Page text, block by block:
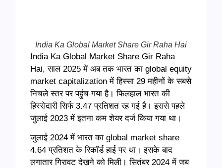
India Ka Global Market Share Gir Raha Hai
India Ka Global Market Share Gir Raha
Hai, साल 2025 में अब तक भारत का global equity
market capitalization में हिस्सा 29 महीनों के सबसे
निचले स्तर पर पहुंच गया है। फिलहाल भारत की
हिस्सेदारी सिर्फ 3.47 प्रतिशत रह गई है। इससे पहले
जुलाई 2023 में इतना कम शेयर दर्ज किया गया था।
जुलाई 2024 में भारत का global market share
4.64 प्रतिशत के रिकॉर्ड हाई पर था। इसके बाद
लगातार गिरावट देखने को मिली। सितंबर 2024 में जब